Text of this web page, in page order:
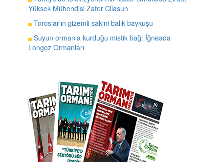
Yüksek Mühendisi Zafer Cilasun
Toroslar’ın gizemli sakini balık baykuşu
Suyun ormanla kurduğu mistik bağ: İğneada
Longoz Ormanları